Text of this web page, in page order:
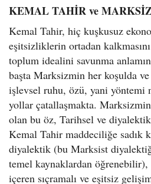
KEMAL TAHİR ve
Kemal Tahir, hiç kuşkusuz
eşitsizliklerin ortadan
toplum idealini savunma
başta Marksizmin her koşulda
işlevsel ruhu, özü, yani yöntemi
yollar çatallaşmakta.
olan bu öz, Tarihsel ve
Kemal Tahir maddeciliğe sadık
diyalektik (bu Marksist
temel kaynaklardan
içeren sıçramalı ve eşitsiz